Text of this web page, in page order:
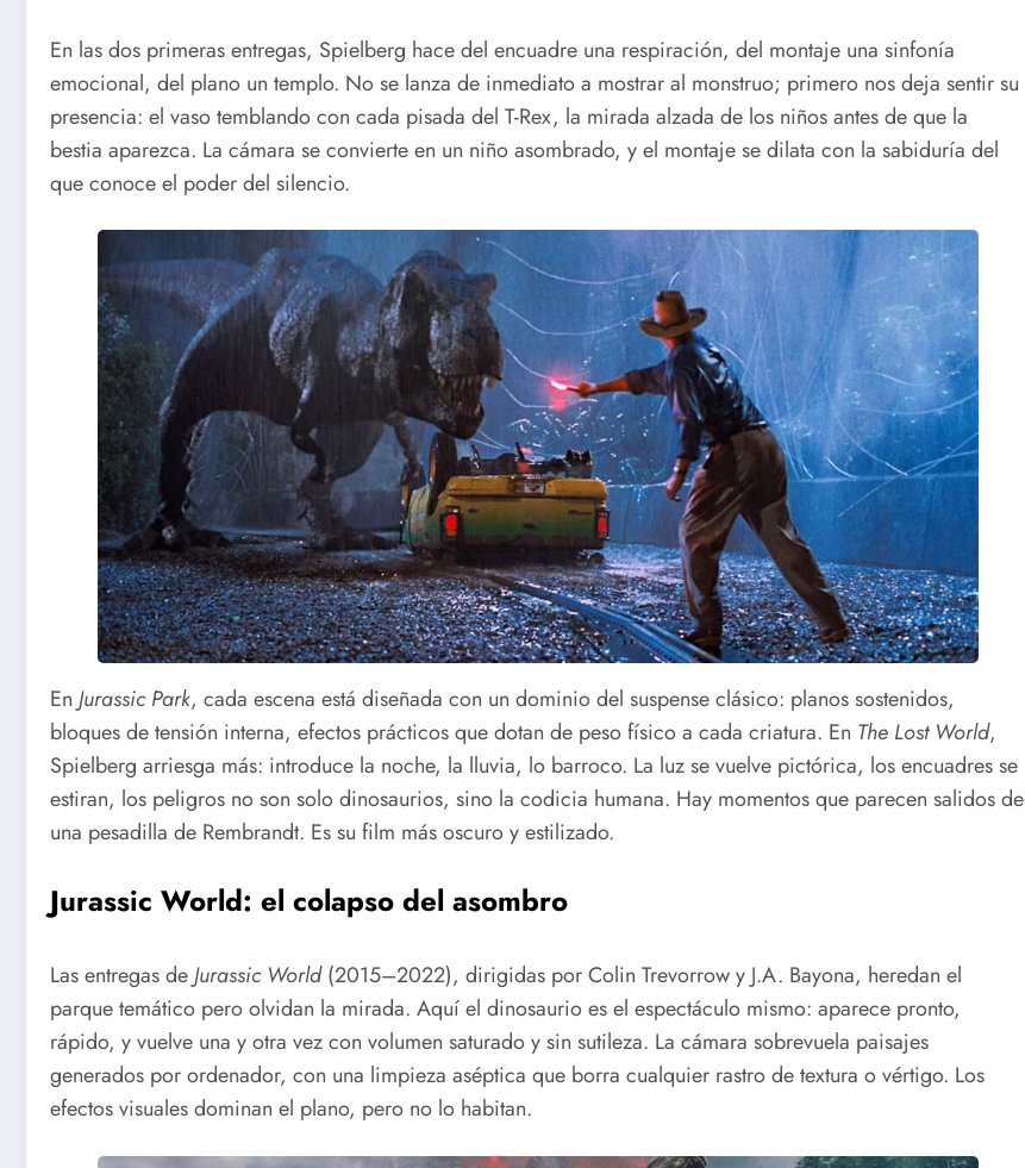
En las dos primeras entregas, Spielberg hace del encuadre una respiración, del montaje una sinfonía
emocional, del plano un templo. No se lanza de inmediato a mostrar al monstruo; primero nos deja sentir su
presencia: el vaso temblando con cada pisada del T-Rex, la mirada alzada de los niños antes de que la
bestia aparezca. La cámara se convierte en un niño asombrado, y el montaje se dilata con la sabiduría del
que conoce el poder del silencio.
En Jurassic Park, cada escena está diseñada con un dominio del suspense clásico: planos sostenidos,
bloques de tensión interna, efectos prácticos que dotan de peso físico a cada criatura. En The Lost World,
Spielberg arriesga más: introduce la noche, la lluvia, lo barroco. La luz se vuelve pictórica, los encuadres se
estiran, los peligros no son solo dinosaurios, sino la codicia humana. Hay momentos que parecen salidos de
una pesadilla de Rembrandt. Es su film más oscuro y estilizado.
Jurassic World: el colapso del asombro
Las entregas deJurassic World(2015–2022), dirigidas por Colin Trevorrow y J.A. Bayona, heredan el
parque temático pero olvidan la mirada. Aquí el dinosaurio es el espectáculo mismo: aparece pronto,
rápido, y vuelve una y otra vez con volumen saturado y sin sutileza. La cámara sobrevuela paisajes
generados por ordenador, con una limpieza aséptica que borra cualquier rastro de textura o vértigo. Los
efectos visuales dominan el plano, pero no lo habitan.